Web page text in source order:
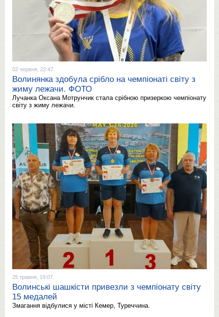
02 червня, 22:47
Волинянка здобула срібло на чемпіонаті світу з
жиму лежачи. ФОТО
Лучанка Оксана Мотрунчик стала срібною призеркою чемпіонату
світу з жиму лежачи.
25 травня, 19:07
Волинські шашкісти привезли з чемпіонату світу
15 медалей
Змагання відбулися у місті Кемер, Туреччина.